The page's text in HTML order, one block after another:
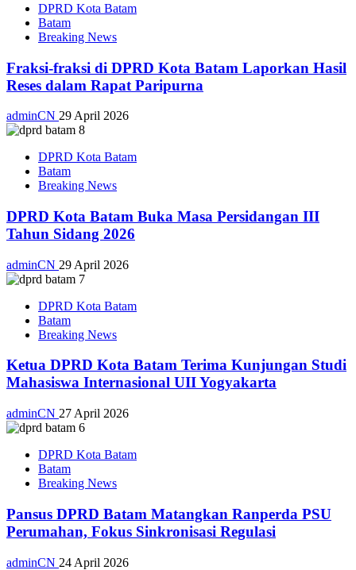
DPRD Kota Batam
Batam
Breaking News
Fraksi-fraksi di DPRD Kota Batam Laporkan Hasil
Reses dalam Rapat Paripurna
adminCN 29 April 2026
DPRD Kota Batam
Batam
Breaking News
DPRD Kota Batam Buka Masa Persidangan III
Tahun Sidang 2026
adminCN 29 April 2026
DPRD Kota Batam
Batam
Breaking News
Ketua DPRD Kota Batam Terima Kunjungan Studi
Mahasiswa Internasional UII Yogyakarta
adminCN 27 April 2026
DPRD Kota Batam
Batam
Breaking News
Pansus DPRD Batam Matangkan Ranperda PSU
Perumahan, Fokus Sinkronisasi Regulasi
adminCN 24 April 2026